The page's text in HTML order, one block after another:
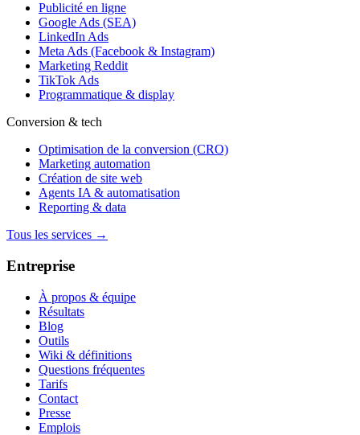
Publicité en ligne
Google Ads (SEA)
LinkedIn Ads
Meta Ads (Facebook & Instagram)
Marketing Reddit
TikTok Ads
Programmatique & display
Conversion & tech
Optimisation de la conversion (CRO)
Marketing automation
Création de site web
Agents IA & automatisation
Reporting & data
Tous les services →
Entreprise
À propos & équipe
Résultats
Blog
Outils
Wiki & définitions
Questions fréquentes
Tarifs
Contact
Presse
Emplois